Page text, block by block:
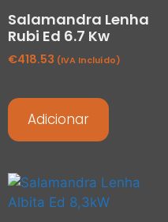
Salamandra Lenha
Rubi Ed 6.7 Kw
€418.53 (IVA Incluído)
Adicionar